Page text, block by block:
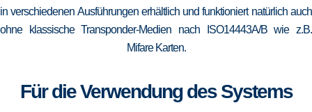
in verschiedenen Ausführungen erhältlich und funktioniert natürlich auch
ohne klassische Transponder-Medien nach ISO14443A/B wie z.B.
Mifare Karten.
Für die Verwendung des Systems